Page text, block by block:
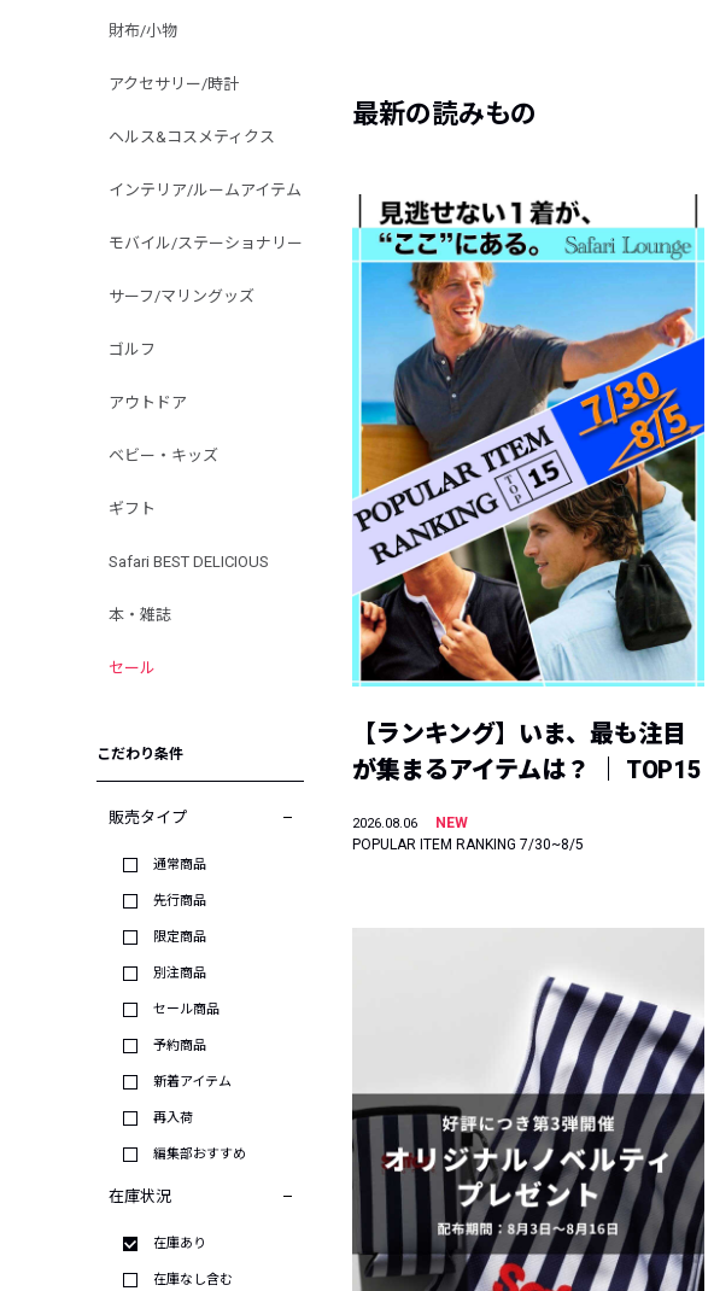
財布/小物
アクセサリー/時計
ヘルス&コスメティクス
インテリア/ルームアイテム
モバイル/ステーショナリー
サーフ/マリングッズ
ゴルフ
アウトドア
ベビー・キッズ
ギフト
Safari BEST DELICIOUS
本・雑誌
セール
こだわり条件
販売タイプ
通常商品
先行商品
限定商品
別注商品
セール商品
予約商品
新着アイテム
再入荷
編集部おすすめ
在庫状況
在庫あり
在庫なし含む
最新の読みもの
【ランキング】いま、最も注目
が集まるアイテムは？ ｜ TOP15
2026.08.06
NEW
POPULAR ITEM RANKING 7/30~8/5